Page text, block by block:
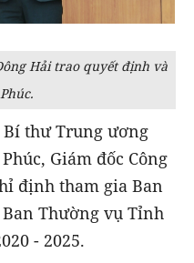
Hải trao quyết định và
thư Trung ương
Giám đốc Công
định tham gia Ban
Thường vụ Tỉnh
- 2025.